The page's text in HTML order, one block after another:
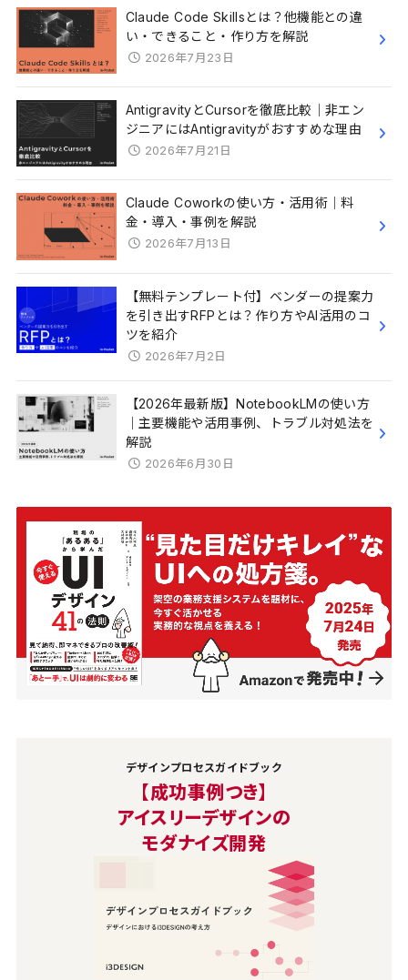
Claude Code Skillsとは？他機能との違
い・できること・作り方を解説
2026年7月23日
AntigravityとCursorを徹底比較｜非エン
ジニアにはAntigravityがおすすめな理由
2026年7月21日
Claude Coworkの使い方・活用術｜料
金・導入・事例を解説
2026年7月13日
【無料テンプレート付】ベンダーの提案力
を引き出すRFPとは？作り方やAI活用のコ
ツを紹介
2026年7月2日
【2026年最新版】NotebookLMの使い方
｜主要機能や活用事例、トラブル対処法を
解説
2026年6月30日
デザインプロセスガイドブック
【成功事例つき】
アイスリーデザインの
モダナイズ開発